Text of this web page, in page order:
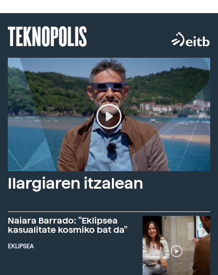
TEKNOPOLIS
Ilargiaren itzalean
Naiara Barrado: "Eklipsea
kasualitate kosmiko bat da"
EKLIPSEA